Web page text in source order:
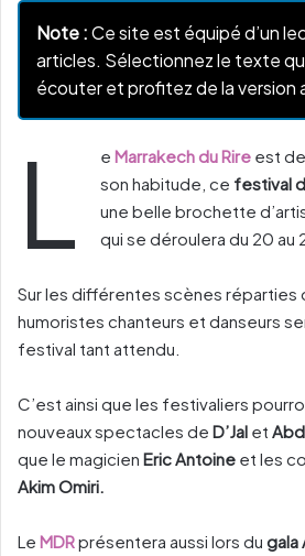
Note :Ce site est équipé d’un
articles. Sélectionnez le texte
écouter et profitez de la version
L e Marrakech du Rire est
son habitude, ce festival
une belle brochette
qui se déroulera du 20 au
Sur les différentes scènes réparties
humoristes chanteurs et danseurs
festival tant attendu.
C’est ainsi que les festivaliers
nouveaux spectacles de D’Jal et
que le magicien Eric Antoine et les
Akim Omiri.
Le MDRprésentera aussi lors du gala